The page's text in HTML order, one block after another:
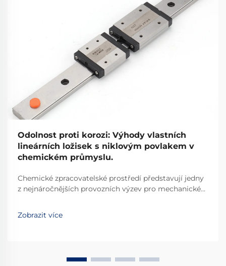
Odolnost proti korozi: Výhody vlastních
lineárních ložisek s niklovým povlakem v
chemickém průmyslu.
Chemické zpracovatelské prostředí představují jedny
z nejnáročnějších provozních výzev pro mechanické
korozivní chemikálie, kyseliny a louhové látky,
vyžaduje řešení navržená s precizní technickou
Zobrazit více